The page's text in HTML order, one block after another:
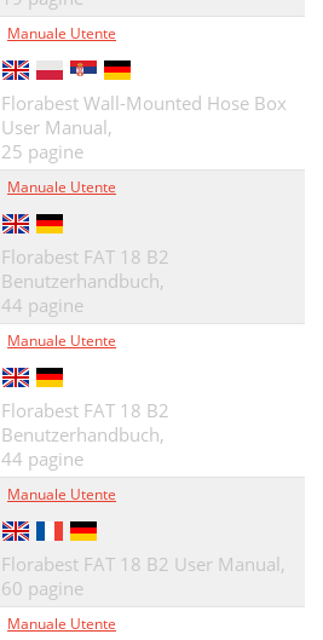
Manuale Utente
Florabest Wall-Mounted Hose Box
User Manual,
25 pagine
Manuale Utente
Florabest FAT 18 B2
Benutzerhandbuch,
44 pagine
Manuale Utente
Florabest FAT 18 B2
Benutzerhandbuch,
44 pagine
Manuale Utente
Florabest FAT 18 B2 User Manual,
60 pagine
Manuale Utente